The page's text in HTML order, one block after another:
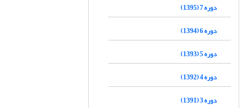
دوره 7 (1395)
دوره 6 (1394)
دوره 5 (1393)
دوره 4 (1392)
دوره 3 (1391)